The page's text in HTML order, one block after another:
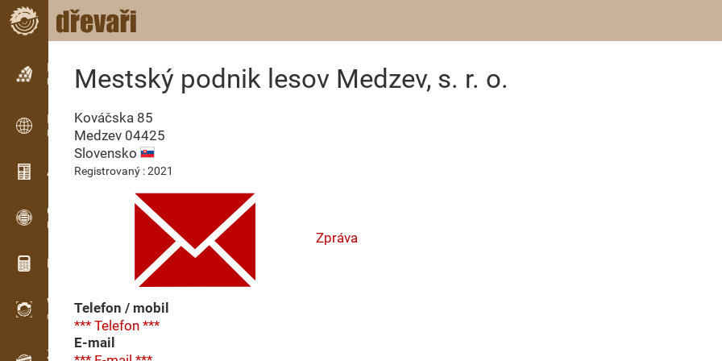
Inzerce
Řádková inzerce
Inzerce
Mezinárodní inzerce
Aktuality / Články
OPTI-TIMB
Pořezová schémata
Dřevařské kalkulačky
WoodProfi
Objem dřeva s AI
Záznamník
Mestský podnik lesov Medzev, s. r. o.
Kováčska 85
Medzev 04425
Slovensko
Registrovaný : 2021
Zpráva
Telefon / mobil
*** Telefon ***
E-mail